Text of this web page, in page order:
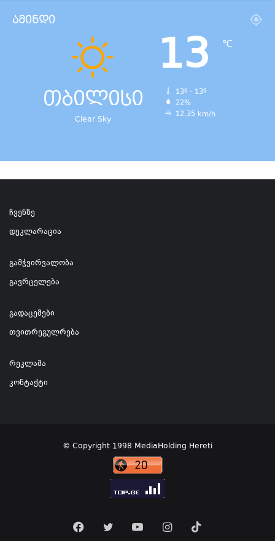
ამინდი
თბილისი
Clear Sky
13 ℃
13º - 13º
22%
12.35 km/h
ჩვენზე
დეკლარაცია
გამჭვირვალობა
გავრცელება
გადაცემები
თვითრეგულრება
რეკლამა
კონტაქტი
© Copyright 1998 MediaHolding Hereti
FacebookTwitter YouTubeInstagram